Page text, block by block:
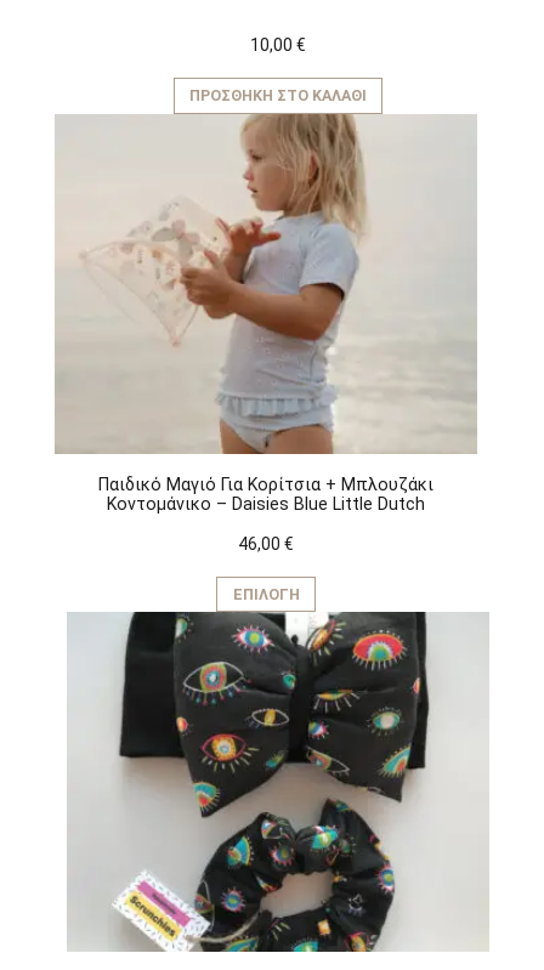
10,00 €
ΠΡΟΣΘΉΚΗ ΣΤΟ ΚΑΛΆΘΙ
Παιδικό Μαγιό Για Κορίτσια + Μπλουζάκι
Κοντομάνικο – Daisies Blue Little Dutch
46,00 €
ΕΠΙΛΟΓΉ
Αυτό
προϊόν
έχει
πολλαπλές
παραλλαγές.
Οι
επιλογές
μπορούν
να
επιλεγούν
στη
σελίδα
του
προϊόντος